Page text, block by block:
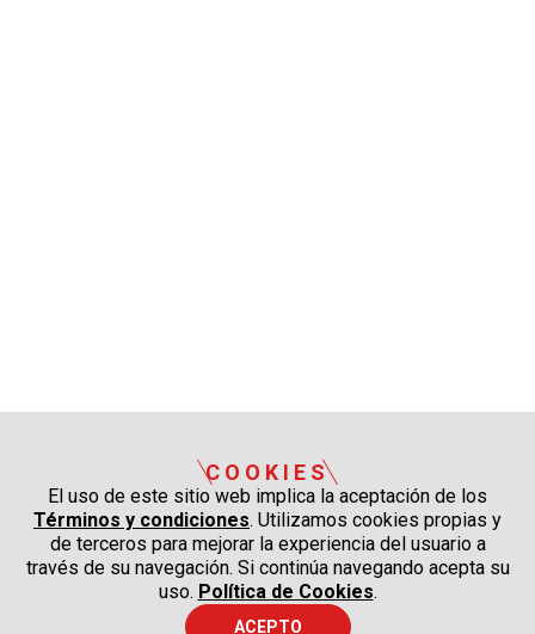
COOKIES
El uso de este sitio web implica la aceptación de los
Términos y condiciones. Utilizamos cookies propias y
de terceros para mejorar la experiencia del usuario a
través de su navegación. Si continúa navegando acepta su
uso. Política de Cookies.
ACEPTO